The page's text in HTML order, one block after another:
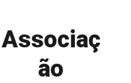
Associaç
ão